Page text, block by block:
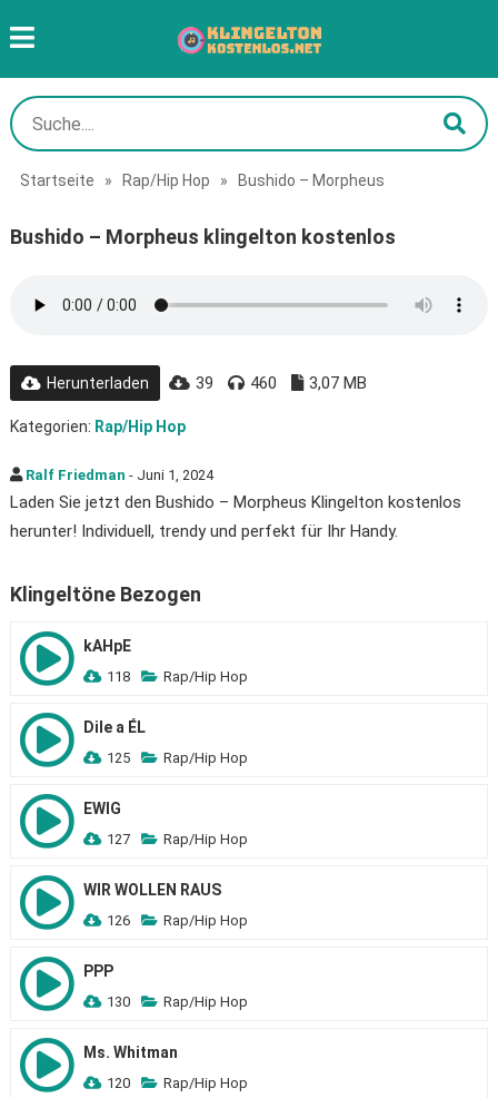
Startseite » Rap/Hip Hop » Bushido – Morpheus
Bushido – Morpheus klingelton kostenlos
Herunterladen 39 460 3,07 MB
Kategorien: Rap/Hip Hop
Ralf Friedman - Juni 1, 2024
Laden Sie jetzt den Bushido – Morpheus Klingelton kostenlos
herunter! Individuell, trendy und perfekt für Ihr Handy.
Klingeltöne Bezogen
kAHpE
118 Rap/Hip Hop
Dile a ÉL
125 Rap/Hip Hop
EWIG
127 Rap/Hip Hop
WIR WOLLEN RAUS
126 Rap/Hip Hop
PPP
130 Rap/Hip Hop
Ms. Whitman
120 Rap/Hip Hop